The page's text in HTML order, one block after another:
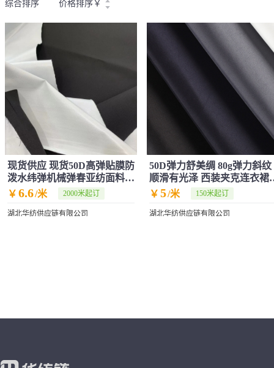
综合排序 价格排序 ￥
现货供应 现货50D高弹贴膜防
泼水纬弹机械弹春亚纺面料里
布柔软
￥ 6.6/米 2000米起订
湖北华纺供应链有限公司
50D弹力舒美绸 80g弹力斜纹
顺滑有光泽 西装夹克连衣裙
服里布
￥ 5/米 150米起订
湖北华纺供应链有限公司